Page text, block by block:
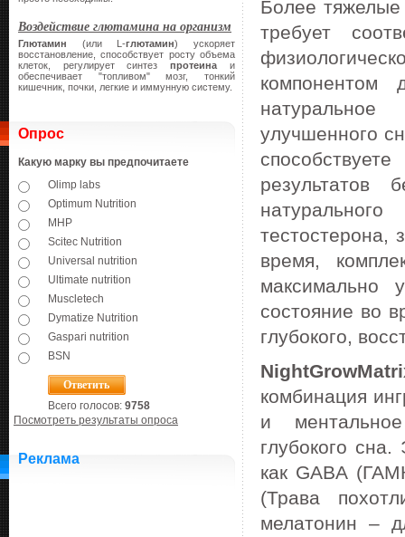
Воздействие глютамина на организм
Глютамин (или L-глютамин) ускоряет
восстановление, способствует росту объема
клеток, регулирует синтезпротеина и
обеспечивает "топливом" мозг, тонкий
кишечник, почки, легкие и иммунную систему.
Опрос
Какую марку вы предпочитаете
Olimp labs
Optimum Nutrition
MHP
Scitec Nutrition
Universal nutrition
Ultimate nutrition
Muscletech
Dymatize Nutrition
Gaspari nutrition
BSN
Всего голосов: 9758
Посмотреть результаты опроса
Реклама
Более
требует
компонентом
улучшенного
результатов
тестостерона,
время,
максимально
состояние во
глубокого,
NightGrow
комбинация
и
глубокого
как GABA
(Трава
мелатонин –